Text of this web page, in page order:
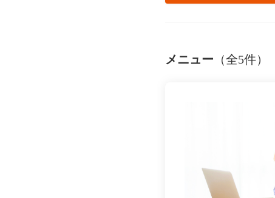
メニュー （全5件）